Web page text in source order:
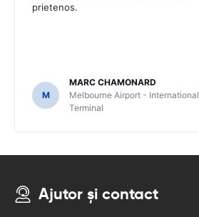
prietenos.
M
MARC CHAMONARD
Melbourne Airport - International
Terminal
Ajutor și contact